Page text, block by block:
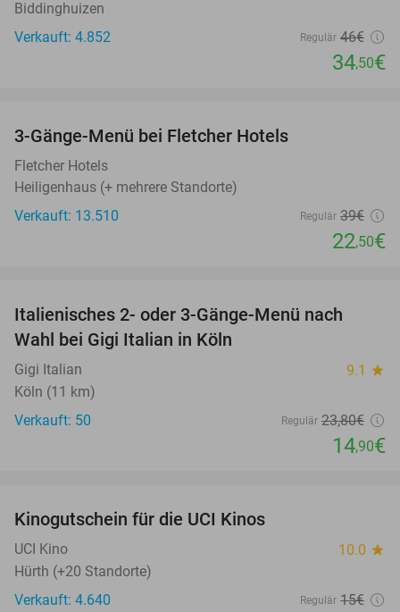
Biddinghuizen
Verkauft: 4.852
Regulär 46€
34,50€
3-Gänge-Menü bei Fletcher Hotels
Fletcher Hotels
Heiligenhaus (+ mehrere Standorte)
Verkauft: 13.510
Regulär 39€
22,50€
Italienisches 2- oder 3-Gänge-Menü nach
Wahl bei Gigi Italian in Köln
Gigi Italian 9.1 star
Köln (11 km)
Verkauft: 50
Regulär 23,80€
14,90€
Kinogutschein für die UCI Kinos
UCI Kino 10.0 star
Hürth (+20 Standorte)
Verkauft: 4.640
Regulär 15€